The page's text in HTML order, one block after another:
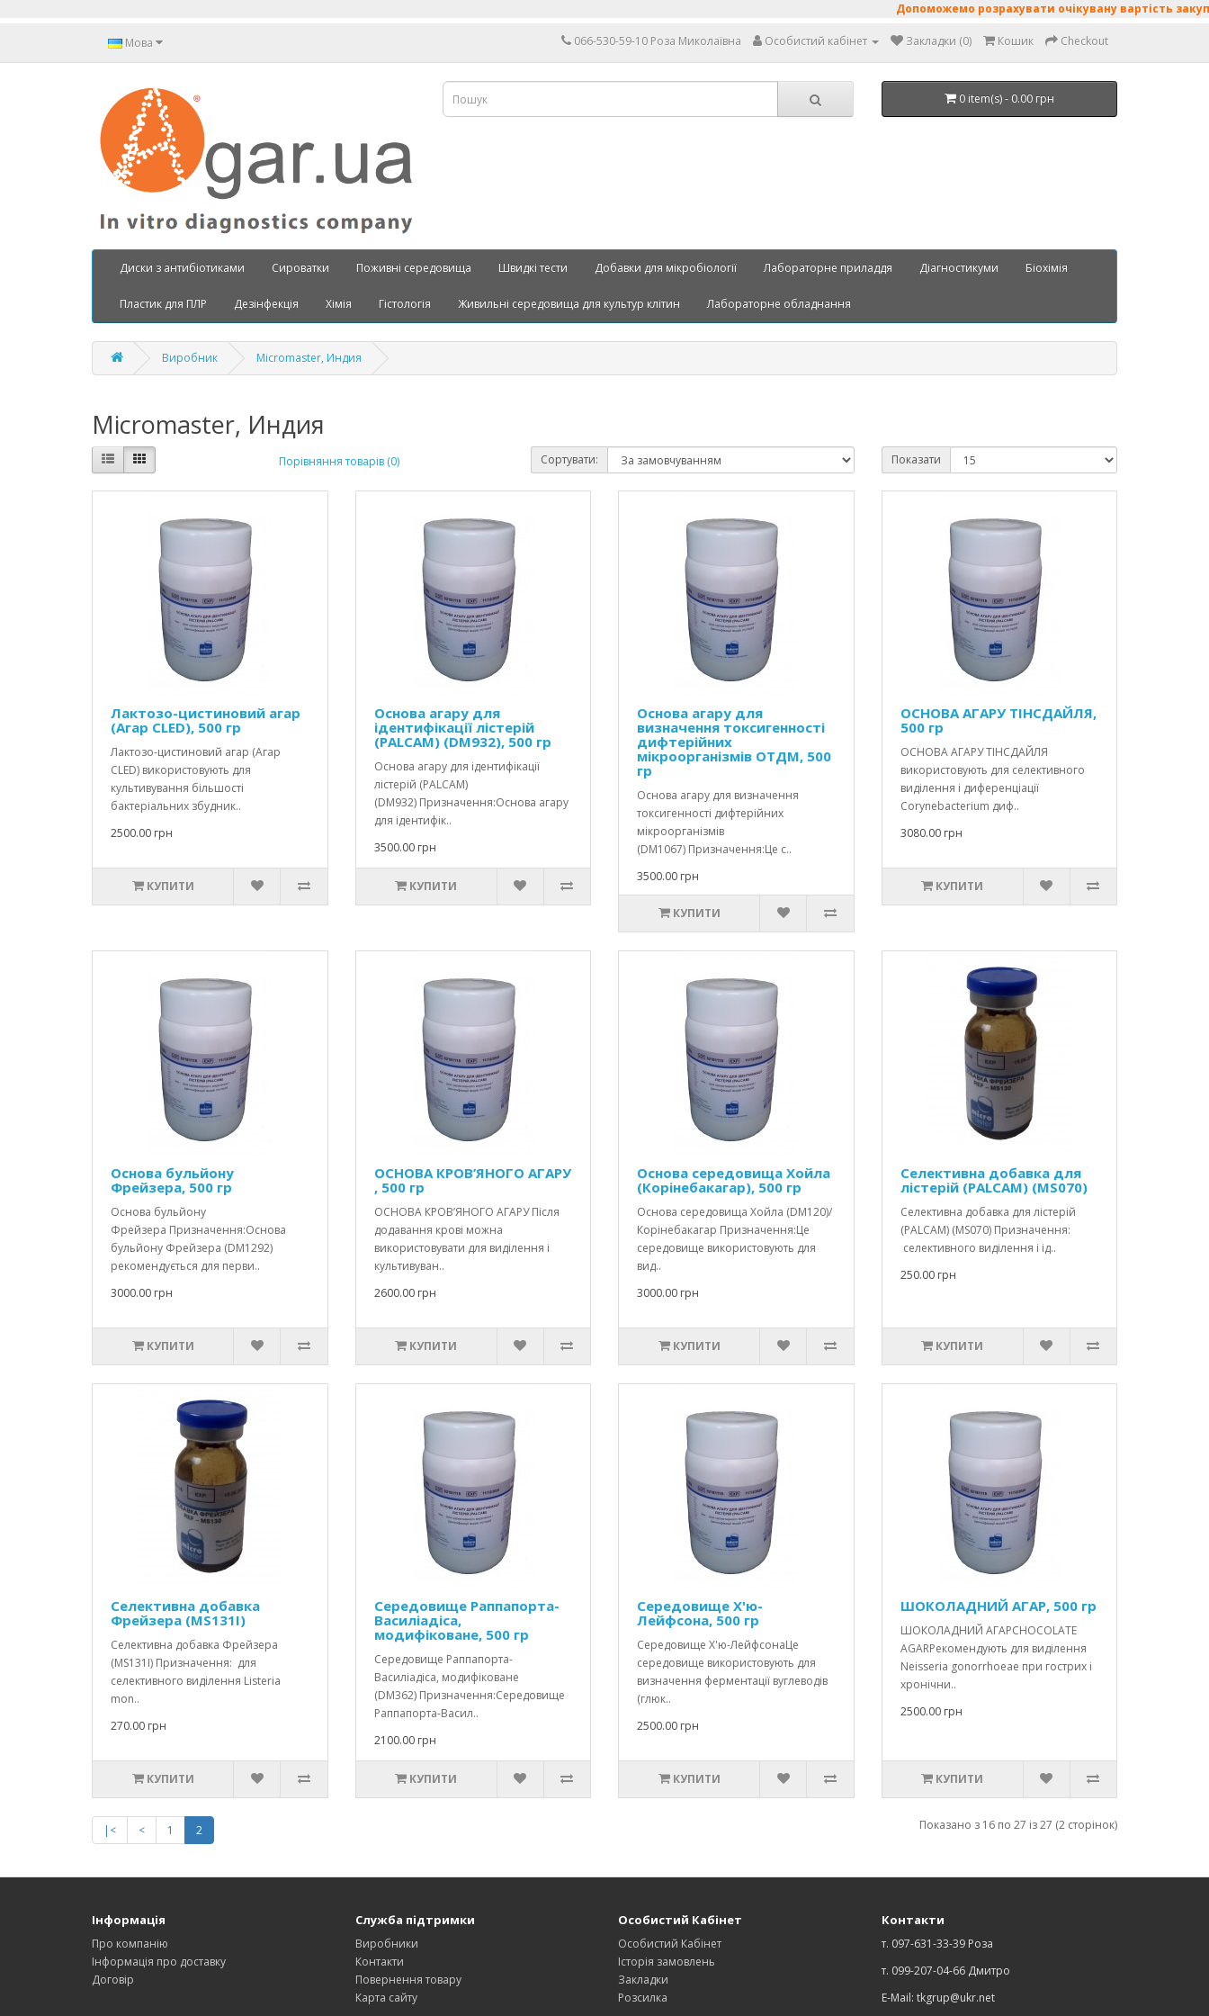
Допоможемо розрахувати очікувану вартість
Мова 066-530-59-10 Роза Миколаївна Особистий кабінет Закладки (0) Кошик Checkout
0 item(s) - 0.00 грн
Диски з антибіотиками Сироватки Поживні середовища Швидкі тести Добавки для мікробіології Лабораторне приладдя Діагностикуми Біохімія
Пластик для ПЛР Дезінфекція Хімія Гістологія Живильні середовища для культур клітин Лабораторне обладнання
Виробник Micromaster, Индия
Micromaster, Индия
Порівняння товарів (0) Сортувати: Показати
Лактозо-цистиновий агар
(Агар CLED), 500 гр
Лактозо-цистиновий агар (Агар
CLED) використовують для
культивування більшості
бактеріальних збудник..
2500.00 грн
КУПИТИ
Основа агару для
ідентифікації лістерій
(PALCAM) (DM932), 500 гр
Основа агару для ідентифікації
лістерій (PALCAM)
(DM932) Призначення:Основа агару
для ідентифік..
3500.00 грн
КУПИТИ
Основа агару для
визначення токсигенності
дифтерійних
мікроорганізмів ОТДМ, 500
гр
Основа агару для визначення
токсигенності дифтерійних
мікроорганізмів
(DM1067) Призначення:Це с..
3500.00 грн
КУПИТИ
ОСНОВА АГАРУ ТІНСДАЙЛЯ,
500 гр
ОСНОВА АГАРУ ТІНСДАЙЛЯ
використовують для селективного
виділення і диференціації
Corynebacterium диф..
3080.00 грн
КУПИТИ
Основа бульйону
Фрейзера, 500 гр
Основа бульйону
Фрейзера Призначення:Основа
бульйону Фрейзера (DM1292)
рекомендується для перви..
3000.00 грн
КУПИТИ
ОСНОВА КРОВ’ЯНОГО АГАРУ
, 500 гр
ОСНОВА КРОВ’ЯНОГО АГАРУ Після
додавання крові можна
використовувати для виділення і
культивуван..
2600.00 грн
КУПИТИ
Основа середовища Хойла
(Корінебакагар), 500 гр
Основа середовища Хойла (DM120)/
Корінебакагар Призначення:Це
середовище використовують для
вид..
3000.00 грн
КУПИТИ
Селективна добавка для
лістерій (PALCAM) (MS070)
Селективна добавка для лістерій
(PALCAM) (MS070) Призначення:
селективного виділення і ід..
250.00 грн
КУПИТИ
Селективна добавка
Фрейзера (MS131І)
Селективна добавка Фрейзера
(MS131І) Призначення: для
селективного виділення Listeria
mon..
270.00 грн
КУПИТИ
Середовище Раппапорта-
Василіадіса,
модифіковане, 500 гр
Середовище Раппапорта-
Василіадіса, модифіковане
(DM362) Призначення:Середовище
Раппапорта-Васил..
2100.00 грн
КУПИТИ
Середовище Х'ю-
Лейфсона, 500 гр
Середовище Х'ю-ЛейфсонаЦе
середовище використовують для
визначення ферментації вуглеводів
(глюк..
2500.00 грн
КУПИТИ
ШОКОЛАДНИЙ АГАР, 500 гр
ШОКОЛАДНИЙ АГАРCHOCOLATE
AGARРекомендують для виділення
Neisseria gonorrhoeae при гострих і
хронічни..
2500.00 грн
КУПИТИ
|< < 1 2 Показано з 16 по 27 із 27 (2 сторінок)
Інформація
Про компанію
Інформація про доставку
Договір
Служба підтримки
Виробники
Контакти
Повернення товару
Карта сайту
Особистий Кабінет
Особистий Кабінет
Історія замовлень
Закладки
Розсилка
Контакти
т. 097-631-33-39 Роза
т. 099-207-04-66 Дмитро
E-Mail: tkgrup@ukr.net